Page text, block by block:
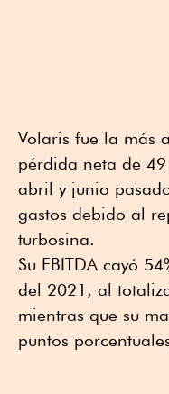
Volaris fue la más
pérdida neta de
abril y junio
gastos debido al
turbosina.
Su EBITDA cayó
del 2021, al
mientras que su
puntos